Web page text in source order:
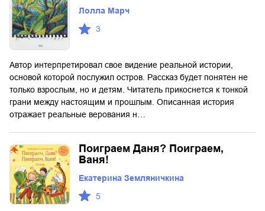
Лолла Марч
3
Автор интерпретировал свое видение реальной истории,
основой которой послужил остров. Рассказ будет понятен не
только взрослым, но и детям. Читатель прикоснется к тонкой
грани между настоящим и прошлым. Описанная история
отражает реальные верования н…
Поиграем Даня? Поиграем,
Ваня!
Екатерина Земляничкина
5